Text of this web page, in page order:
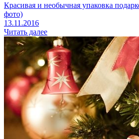
Красивая и необычная упаковка
фото)
13.11.2016
Читать далее